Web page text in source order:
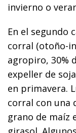
invierno o
En el segundo
corral (otoño-
agropiro, 30%
expeller de
en primavera.
corral con una
grano de maíz